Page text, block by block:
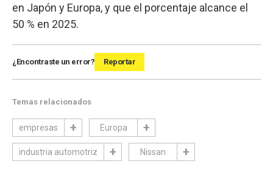
en Japón y Europa, y que el porcentaje alcance el
50 % en 2025.
¿Encontraste un error? Reportar
Temas relacionados
empresas Europa
industria automotriz Nissan